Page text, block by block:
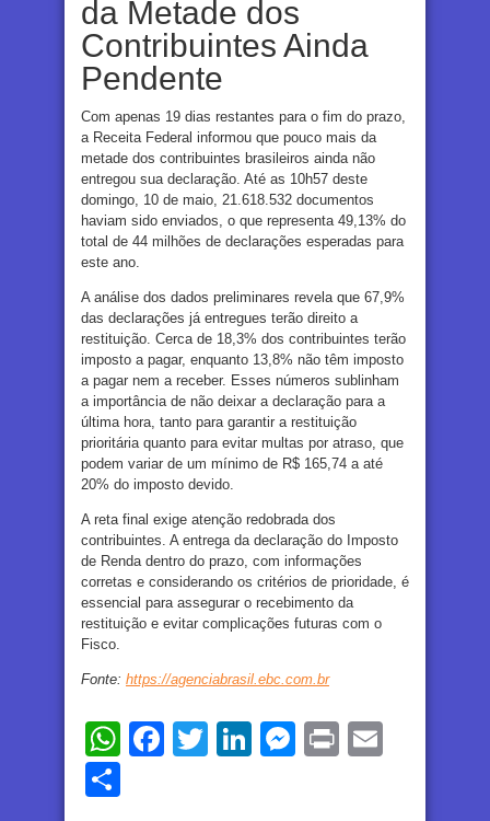
da Metade dos
Contribuintes Ainda
Pendente
Com apenas 19 dias restantes para o fim do prazo,
a Receita Federal informou que pouco mais da
metade dos contribuintes brasileiros ainda não
entregou sua declaração. Até as 10h57 deste
domingo, 10 de maio, 21.618.532 documentos
haviam sido enviados, o que representa 49,13% do
total de 44 milhões de declarações esperadas para
este ano.
A análise dos dados preliminares revela que 67,9%
das declarações já entregues terão direito a
restituição. Cerca de 18,3% dos contribuintes terão
imposto a pagar, enquanto 13,8% não têm imposto
a pagar nem a receber. Esses números sublinham
a importância de não deixar a declaração para a
última hora, tanto para garantir a restituição
prioritária quanto para evitar multas por atraso, que
podem variar de um mínimo de R$ 165,74 a até
20% do imposto devido.
A reta final exige atenção redobrada dos
contribuintes. A entrega da declaração do Imposto
de Renda dentro do prazo, com informações
corretas e considerando os critérios de prioridade, é
essencial para assegurar o recebimento da
restituição e evitar complicações futuras com o
Fisco.
Fonte: https://agenciabrasil.ebc.com.br
WhatsApp
Facebook
TwitterLinkedIn
Messenger
Print